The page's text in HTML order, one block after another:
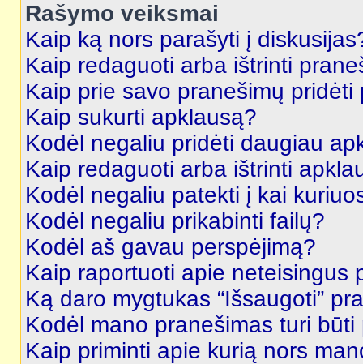
Rašymo veiksmai
Kaip ką nors parašyti į
Kaip redaguoti arba ištrinti
Kaip prie savo pranešimų pridėti
Kaip sukurti apklausą?
Kodėl negaliu pridėti daugiau
Kaip redaguoti arba ištrinti
Kodėl negaliu patekti į kai
Kodėl negaliu prikabinti failų?
Kodėl aš gavau perspėjimą?
Kaip raportuoti apie neteisingus
Ką daro mygtukas “Išsaugoti”
Kodėl mano pranešimas turi būti
Kaip priminti apie kurią nors